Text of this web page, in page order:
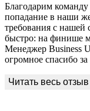
Благодарим
попадание в наши
требования с нашей
быстро: на финише
Менеджер Business
огромное спасибо